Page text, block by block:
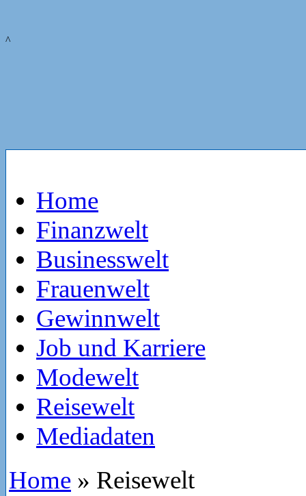
^
Home
Finanzwelt
Businesswelt
Frauenwelt
Gewinnwelt
Job und Karriere
Modewelt
Reisewelt
Mediadaten
Home » Reisewelt